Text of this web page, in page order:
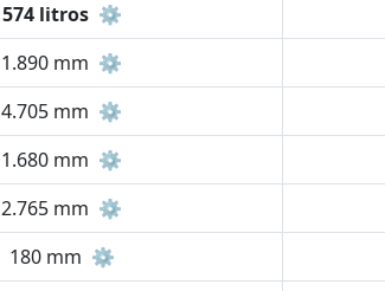
574 litros ⚙️
1.890 mm ⚙️
4.705 mm ⚙️
1.680 mm ⚙️
2.765 mm ⚙️
180 mm ⚙️